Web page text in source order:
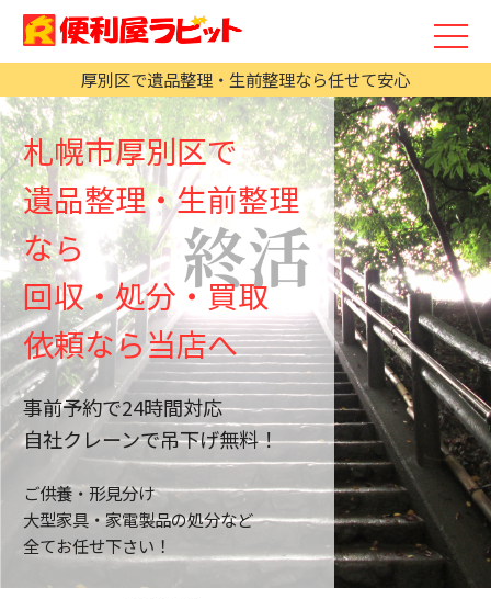
厚別区で遺品整理・生前整理なら任せて安心
札幌市厚別区で
遺品整理・生前整理
なら
回収・処分・買取
依頼なら当店へ
事前予約で24時間対応
自社クレーンで吊下げ無料！
ご供養・形見分け
大型家具・家電製品の処分など
全てお任せ下さい！
2025/01/02
2025年 年始の営業のお知らせ
2025/12/31
【2025年】年末年始のご挨拶と新サービス開始